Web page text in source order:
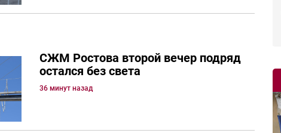
СЖМ Ростова второй вечер подряд
остался без света
36 минут назад